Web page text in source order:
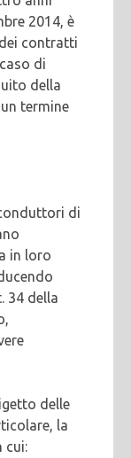
2014, è
contratti
di
della
termine
di
in loro
34 della
delle
la
cui: